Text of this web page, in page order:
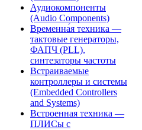
Аудиокомпоненты
(Audio Components)
Временна́я техника —
тактовые генераторы,
ФАПЧ (PLL),
синтезаторы частоты
Встраиваемые
контроллеры и системы
(Embedded Controllers
and Systems)
Встроенная техника —
ПЛИСы с